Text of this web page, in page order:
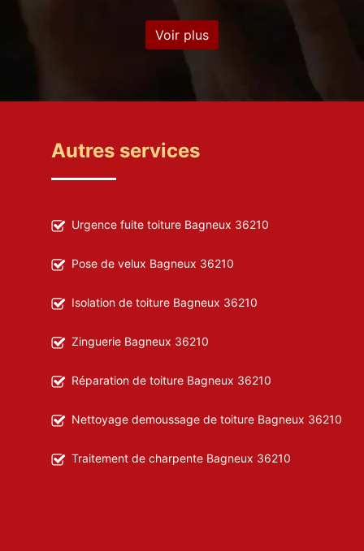
Voir plus
Autres services
Urgence fuite toiture Bagneux 36210
Pose de velux Bagneux 36210
Isolation de toiture Bagneux 36210
Zinguerie Bagneux 36210
Réparation de toiture Bagneux 36210
Nettoyage demoussage de toiture Bagneux 36210
Traitement de charpente Bagneux 36210